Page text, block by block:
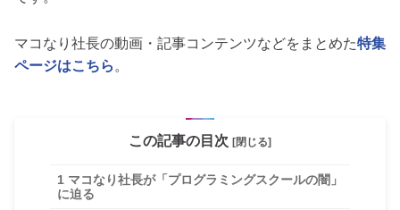
マコなり社長の動画・記事コンテンツなどをまとめた特集
ページはこちら 。
この記事の目次 [閉じる]
1 マコなり社長が「プログラミングスクールの闇」
に迫る